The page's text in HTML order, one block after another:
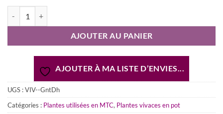
AJOUTER AU PANIER
AJOUTER À MA LISTE D’ENVIES...
UGS :VIV--GntDh
Catégories : Plantes utilisées en MTC, Plantes vivaces en pot